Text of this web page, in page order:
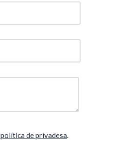
política de privadesa.